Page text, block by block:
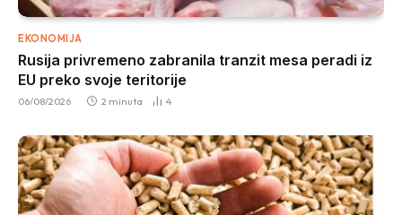
EKONOMIJA
Rusija privremeno zabranila tranzit mesa peradi iz
EU preko svoje teritorije
06/08/2026 2 minuta 4